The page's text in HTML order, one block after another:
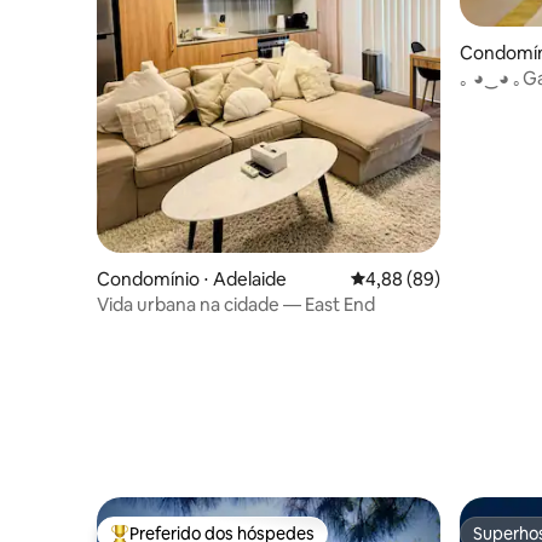
Condomínio ⋅ Adelaide 4,88 de uma avaliação
4,88 (89)
Vida urbana na cidade — East End
｡ ◕‿◕ ｡
Preferido dos hóspedes